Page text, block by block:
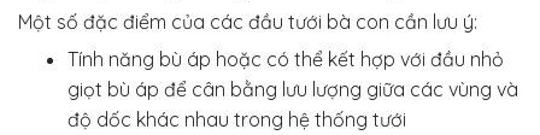
Một số đặc điểm của các đầu tưới bà con cần lưu ý:
Tính năng bù áp hoặc có thể kết hợp với đầu nhỏ
giọt bù áp để cân bằng lưu lượng giữa các vùng và
độ dốc khác nhau trong hệ thống tưới